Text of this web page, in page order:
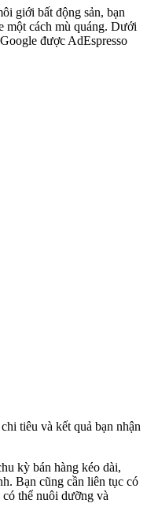
giới bất động sản, bạn
một cách mù quáng. Dưới
được AdEspresso
tiêu và kết quả bạn nhận
kỳ bán hàng kéo dài,
Bạn cũng cần liên tục có
thể nuôi dưỡng và